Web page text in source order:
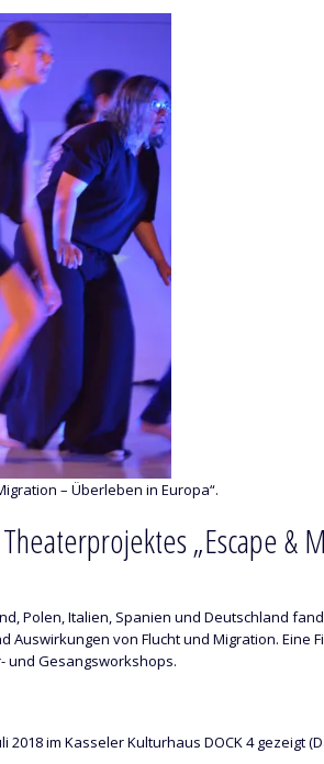
– Überleben in Europa“.
„Escape &
Polen, Italien, Spanien und Deutschland fand
von Flucht und Migration. Eine
und Gesangsworkshops.
im Kasseler Kulturhaus DOCK 4 gezeigt